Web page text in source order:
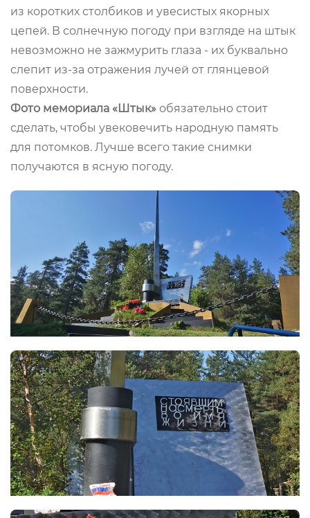
из коротких столбиков и увесистых якорных
цепей. В солнечную погоду при взгляде на штык
невозможно не зажмурить глаза - их буквально
слепит из-за отражения лучей от глянцевой
поверхности.
Фото мемориала «Штык» обязательно стоит
сделать, чтобы увековечить народную память
для потомков. Лучше всего такие снимки
получаются в ясную погоду.